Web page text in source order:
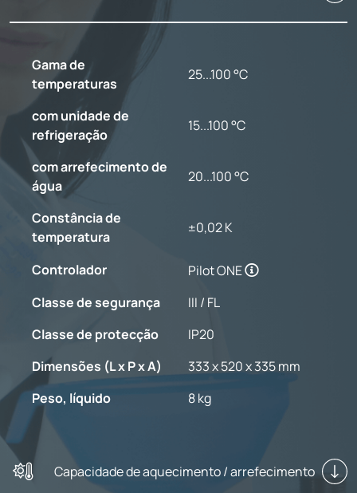
Gama de
temperaturas
25...100 °C
com unidade de
refrigeração
15...100 °C
com arrefecimento de
água
20...100 °C
Constância de
temperatura
±0,02 K
Controlador
Pilot ONE
Classe de segurança
III / FL
Classe de protecção
IP20
Dimensões (L x P x A)
333 x 520 x 335 mm
Peso, líquido
8 kg
Capacidade de aquecimento / arrefecimento